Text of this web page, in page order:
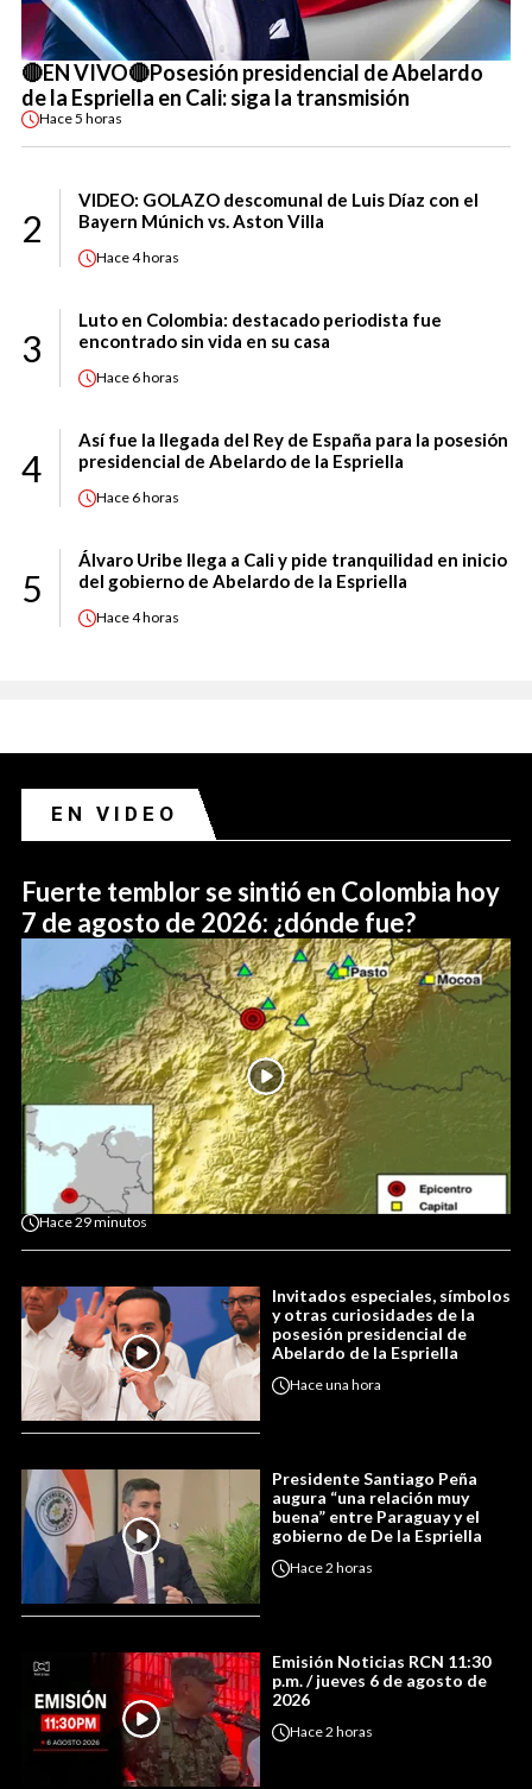
🔴EN VIVO🔴Posesión presidencial de Abelardo
de la Espriella en Cali: siga la transmisión
Hace5 horas
2
VIDEO: GOLAZO descomunal de Luis Díaz con el
Bayern Múnich vs. Aston Villa
Hace4 horas
3
Luto en Colombia: destacado periodista fue
encontrado sin vida en su casa
Hace 6 horas
4
Así fue la llegada del Rey de España para la posesión
presidencial de Abelardo de la Espriella
Hace 6 horas
5
Álvaro Uribe llega a Cali y pide tranquilidad en inicio
del gobierno de Abelardo de la Espriella
Hace4 horas
EN VIDEO
Fuerte temblor se sintió en Colombia hoy
7 de agosto de 2026: ¿dónde fue?
Hace29 minutos
Invitados especiales, símbolos
y otras curiosidades de la
posesión presidencial de
Abelardo de la Espriella
Haceuna hora
Presidente Santiago Peña
augura “una relación muy
buena” entre Paraguay y el
gobierno de De la Espriella
Hace2 horas
Emisión Noticias RCN 11:30
p.m. / jueves 6 de agosto de
2026
Hace2 horas